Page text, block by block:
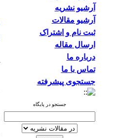
آرشیو نشریه
آرشیو مقالات
ثبت نام و اشتراک
ارسال مقاله
درباره ما
تماس با ما
جستجوی پیشرفته
جستجو در پایگاه